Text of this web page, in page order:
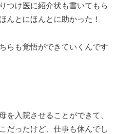
つけ医に紹介状も書いてもら
んとにほんとに助かった！
らも覚悟ができていくんです
を入院させることができて、
だったけど、仕事も休んでし